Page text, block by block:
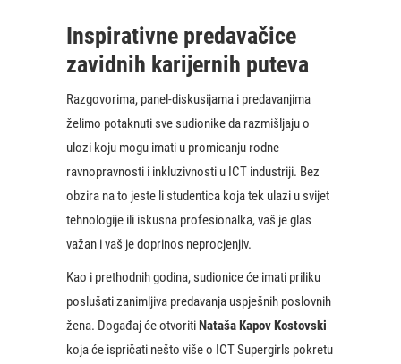
Inspirativne predavačice
zavidnih karijernih puteva
Razgovorima, panel-diskusijama i predavanjima
želimo potaknuti sve sudionike da razmišljaju o
ulozi koju mogu imati u promicanju rodne
ravnopravnosti i inkluzivnosti u ICT industriji. Bez
obzira na to jeste li studentica koja tek ulazi u svijet
tehnologije ili iskusna profesionalka, vaš je glas
važan i vaš je doprinos neprocjenjiv.
Kao i prethodnih godina, sudionice će imati priliku
poslušati zanimljiva predavanja uspješnih poslovnih
žena. Događaj će otvoritiNataša Kapov Kostovski
koja će ispričati nešto više o ICT Supergirls pokretu